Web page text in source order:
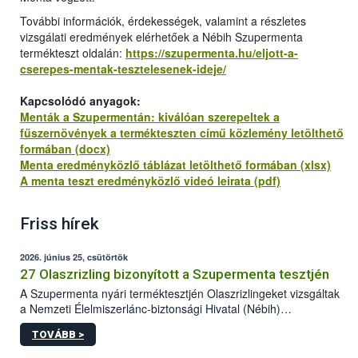
További információk, érdekességek, valamint a részletes
vizsgálati eredmények elérhetőek a Nébih Szupermenta
termékteszt oldalán: https://szupermenta.hu/eljott-a-
cserepes-mentak-tesztelesenek-ideje/
Kapcsolódó anyagok:
Menták a Szupermentán: kiválóan szerepeltek a
fűszernövények a termékteszten című közlemény letölthető
formában (docx)
Menta eredményközlő táblázat letölthető formában (xlsx)
A menta teszt eredményközlő videó leirata (pdf)
Friss hírek
2026. június 25, csütörtök
27 Olaszrizling bizonyított a Szupermenta tesztjén
A Szupermenta nyári terméktesztjén Olaszrizlingeket vizsgáltak
a Nemzeti Élelmiszerlánc-biztonsági Hivatal (Nébih)
szakemberei. Összesen 27 bor került „nagyító alá”, melyek az
élelmiszerbiztonsági és -minőségi vizsgálatok, valamint a
TOVÁBB >